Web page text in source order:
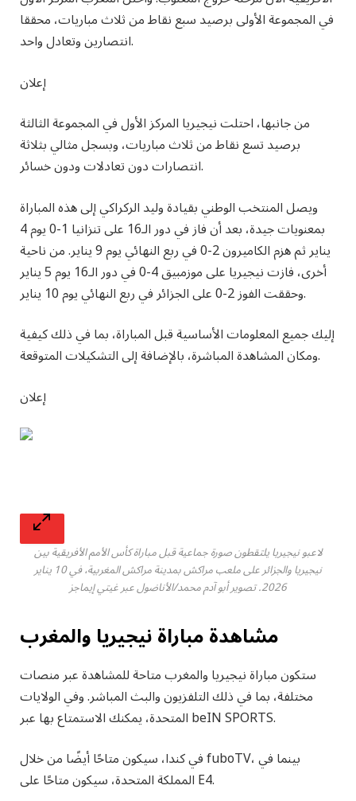
في المجموعة الأولى برصيد سبع نقاط من ثلاث مباريات، محققا
انتصارين وتعادل واحد.
إعلان
من جانبها، احتلت نيجيريا المركز الأول في المجموعة الثالثة
برصيد تسع نقاط من ثلاث مباريات، وبسجل مثالي بثلاثة
انتصارات دون تعادلات ودون خسائر.
ويصل المنتخب الوطني بقيادة وليد الركراكي إلى هذه المباراة
بمعنويات جيدة، بعد أن فاز في دور الـ16 على تنزانيا 1-0 يوم 4
يناير ثم هزم الكاميرون 2-0 في ربع النهائي يوم 9 يناير. من ناحية
أخرى، فازت نيجيريا على موزمبيق 4-0 في دور الـ16 يوم 5 يناير
وحققت الفوز 2-0 على الجزائر في ربع النهائي يوم 10 يناير.
إليك جميع المعلومات الأساسية قبل المباراة، بما في ذلك كيفية
ومكان المشاهدة المباشرة، بالإضافة إلى التشكيلات المتوقعة.
إعلان
لاعبو نيجيريا يلتقطون صورة جماعية قبل مباراة كأس الأمم الأفريقية بين
نيجيريا والجزائر على ملعب مراكش بمدينة مراكش المغربية، في 10 يناير
2026. تصوير أبو آدم محمد/الأناضول عبر غيتي إيماجز
مشاهدة مباراة نيجيريا والمغرب
ستكون مباراة نيجيريا والمغرب متاحة للمشاهدة عبر منصات
مختلفة، بما في ذلك التلفزيون والبث المباشر. وفي الولايات
المتحدة، يمكنك الاستمتاع بها عبر beIN SPORTS.
في كندا، سيكون متاحًا أيضًا من خلال fuboTV، بينما في
المملكة المتحدة، سيكون متاحًا على E4.